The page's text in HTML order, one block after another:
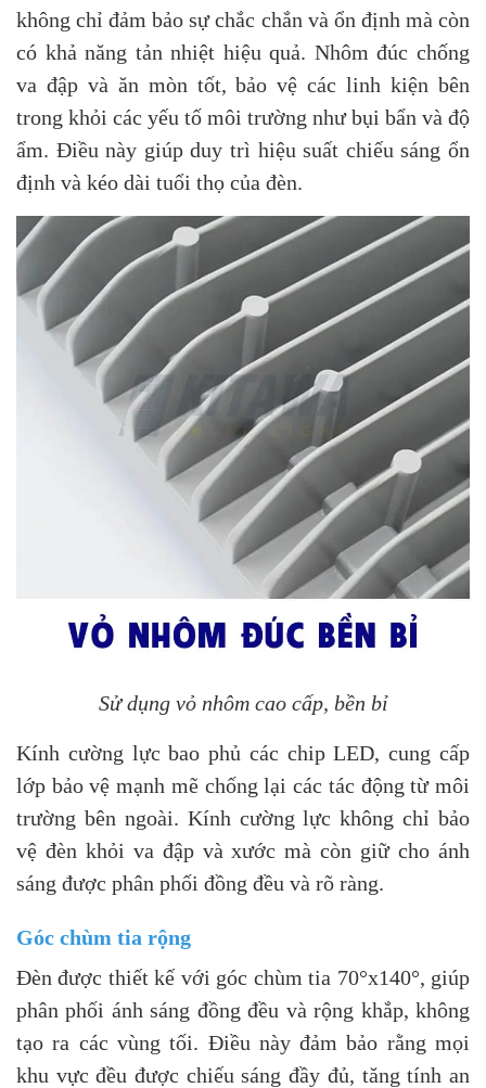
không chỉ đảm bảo sự chắc chắn và ổn định mà còn
có khả năng tản nhiệt hiệu quả. Nhôm đúc chống
va đập và ăn mòn tốt, bảo vệ các linh kiện bên
trong khỏi các yếu tố môi trường như bụi bẩn và độ
ẩm. Điều này giúp duy trì hiệu suất chiếu sáng ổn
định và kéo dài tuổi thọ của đèn.
Sử dụng vỏ nhôm cao cấp, bền bỉ
Kính cường lực bao phủ các chip LED, cung cấp
lớp bảo vệ mạnh mẽ chống lại các tác động từ môi
trường bên ngoài. Kính cường lực không chỉ bảo
vệ đèn khỏi va đập và xước mà còn giữ cho ánh
sáng được phân phối đồng đều và rõ ràng.
Góc chùm tia rộng
Đèn được thiết kế với góc chùm tia 70°x140°, giúp
phân phối ánh sáng đồng đều và rộng khắp, không
tạo ra các vùng tối. Điều này đảm bảo rằng mọi
khu vực đều được chiếu sáng đầy đủ, tăng tính an